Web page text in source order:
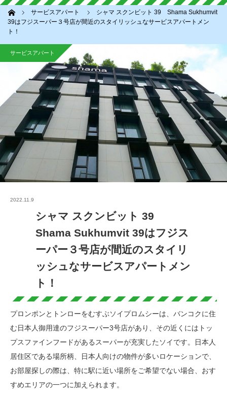
ホーム サービスアパート
シャマ スクンビット 39 Shama Sukhumvit
39はフジスーパー３号店が間近のスタイリッシュなサービスアパートメン
ト！
サービスアパート
2022.11.9
シャマ スクンビット 39
Shama Sukhumvit 39はフジス
ーパー３号店が間近のスタイリ
ッシュなサービスアパートメン
ト！
プロンポンとトンローをむすぶソイプロムシーは、バンコクに住
む日本人御用達のフジスーパー3号店があり、その近くにはトッ
プスファインフードがあるスーパーが充実したソイです。日本人
居住区である場所柄、日本人向けの物件が多いロケーションで、
お部屋探しの際は、特に駅に近い場所をご希望でない場合、おす
すめエリアの一つに加えられます。